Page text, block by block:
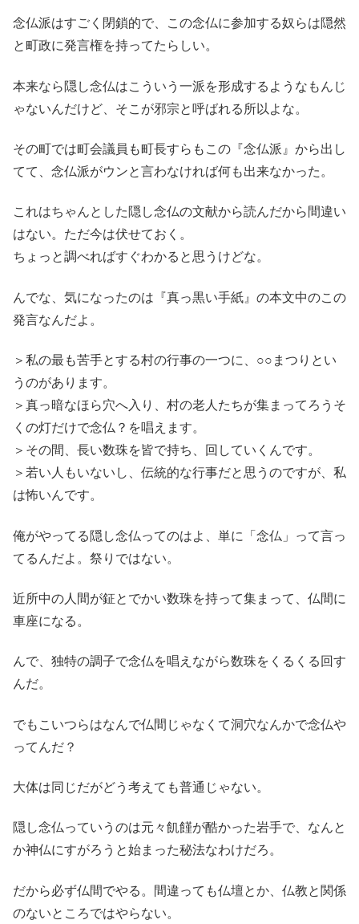
念仏派はすごく閉鎖的で、この念仏に参加する奴らは隠然
と町政に発言権を持ってたらしい。
本来なら隠し念仏はこういう一派を形成するようなもんじ
ゃないんだけど、そこが邪宗と呼ばれる所以よな。
その町では町会議員も町長すらもこの『念仏派』から出し
てて、念仏派がウンと言わなければ何も出来なかった。
これはちゃんとした隠し念仏の文献から読んだから間違い
はない。ただ今は伏せておく。
ちょっと調べればすぐわかると思うけどな。
んでな、気になったのは『真っ黒い手紙』の本文中のこの
発言なんだよ。
＞私の最も苦手とする村の行事の一つに、○○まつりとい
うのがあります。
＞真っ暗なほら穴へ入り、村の老人たちが集まってろうそ
くの灯だけで念仏？を唱えます。
＞その間、長い数珠を皆で持ち、回していくんです。
＞若い人もいないし、伝統的な行事だと思うのですが、私
は怖いんです。
俺がやってる隠し念仏ってのはよ、単に「念仏」って言っ
てるんだよ。祭りではない。
近所中の人間が鉦とでかい数珠を持って集まって、仏間に
車座になる。
んで、独特の調子で念仏を唱えながら数珠をくるくる回す
んだ。
でもこいつらはなんで仏間じゃなくて洞穴なんかで念仏や
ってんだ？
大体は同じだがどう考えても普通じゃない。
隠し念仏っていうのは元々飢饉が酷かった岩手で、なんと
か神仏にすがろうと始まった秘法なわけだろ。
だから必ず仏間でやる。間違っても仏壇とか、仏教と関係
のないところではやらない。